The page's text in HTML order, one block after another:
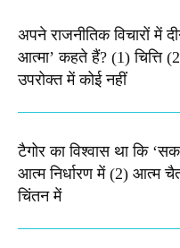
अपने राजनीतिक विचारों में
आत्मा’ कहते हैं? (1) चित्ति
उपरोक्त में कोई नहीं
टैगोर का विश्वास था कि
आत्म निर्धारण में (2) आत्म
चिंतन में